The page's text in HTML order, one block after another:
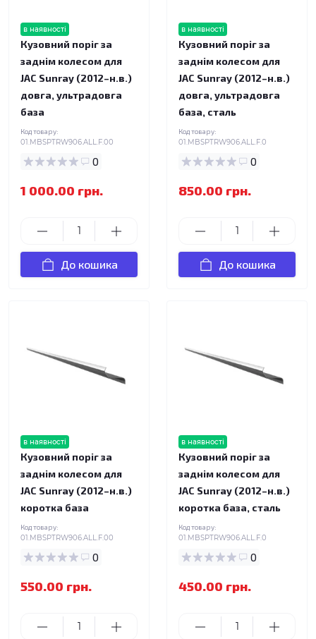
в наявності
Кузовний поріг за
заднім колесом для
JAC Sunray (2012–н.в.)
довга, ультрадовга
база
Код товару:
01.MBSPTRW906.ALL.F.00
0
1 000.00 грн.
До кошика
в наявності
Кузовний поріг за
заднім колесом для
JAC Sunray (2012–н.в.)
довга, ультрадовга
база, сталь
Код товару:
01.MBSPTRW906.ALL.F.0
0
850.00 грн.
До кошика
в наявності
Кузовний поріг за
заднім колесом для
JAC Sunray (2012–н.в.)
коротка база
Код товару:
01.MBSPTRW906.ALL.F.00
0
550.00 грн.
в наявності
Кузовний поріг за
заднім колесом для
JAC Sunray (2012–н.в.)
коротка база, сталь
Код товару:
01.MBSPTRW906.ALL.F.0
0
450.00 грн.